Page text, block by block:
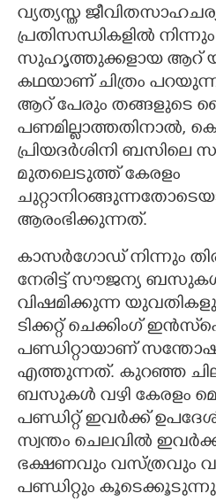
വ്യത്യസ്ത
പ്രതിസന്ധികളിൽ
സുഹൃത്തുക്കളായ ആറ്
കഥയാണ് ചിത്രം
ആറ് പേരും തങ്ങളുടെ
പണമില്ലാത്തതിനാൽ,
പ്രിയദർശിനി ബസിലെ
മുതലെടുത്ത് കേരളം
ആരംഭിക്കുന്നത്.
കാസർഗോഡ് നിന്നും
നേരിട്ട് സൗജന്യ
വിഷമിക്കുന്ന
ടിക്കറ്റ് ചെക്കിംഗ്
പണ്ഡിറ്റായാണ് സന്തോഷ്
എത്തുന്നത്. കുറഞ്ഞ
ബസുകൾ വഴി കേരളം
പണ്ഡിറ്റ് ഇവർക്ക്
സ്വന്തം ചെലവിൽ
ഭക്ഷണവും വസ്ത്രവും
പണ്ഡിറ്റും